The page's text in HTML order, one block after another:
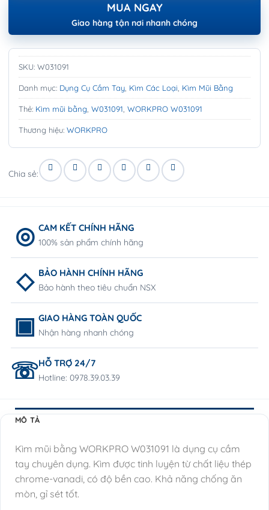
MUA NGAY
Giao hàng tận nơi nhanh chóng
SKU: W031091
Danh mục: Dụng Cụ Cầm Tay Kìm Các Loại Kìm Mũi Bằng
Thẻ: Kìm mũi bằng W031091 WORKPRO W031091
Thương hiệu: WORKPRO
Chia sẻ:
CAM KẾT CHÍNH HÃNG
100% sản phẩm chính hãng
BẢO HÀNH CHÍNH HÃNG
Bảo hành theo tiêu chuẩn NSX
GIAO HÀNG TOÀN QUỐC
Nhận hàng nhanh chóng
HỖ TRỢ 24/7
Hotline: 0978.39.03.39
MÔ TẢ
Kìm mũi bằng WORKPRO W031091 là dụng cụ cầm
tay chuyên dụng. Kìm được tinh luyện từ chất liệu thép
chrome-vanadi, có độ bền cao. Khả năng chống ăn
mòn, gỉ sét tốt.